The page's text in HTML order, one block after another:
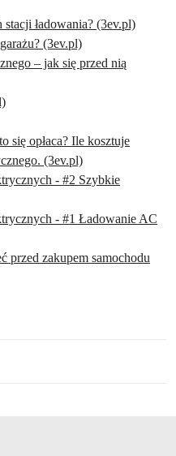
ładowania? (3ev.pl)
(3ev.pl)
– jak się przed nią
się opłaca? Ile kosztuje
(3ev.pl)
- #2 Szybkie
- #1 Ładowanie AC
przed zakupem samochodu